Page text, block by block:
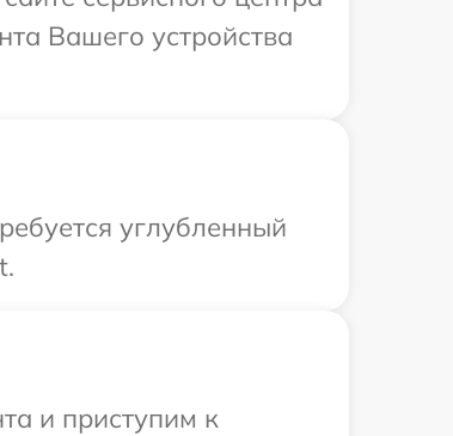
Вашего устройства
углубленный
и приступим к